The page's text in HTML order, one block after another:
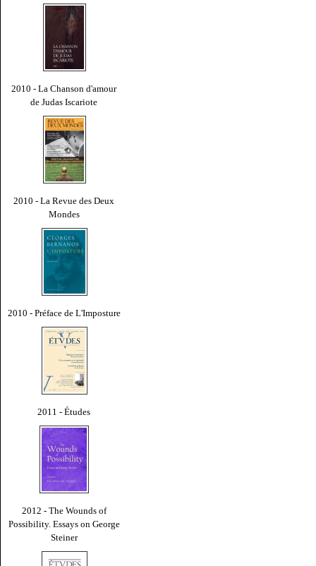
2010 - La Chanson d'amour
de Judas Iscariote
2010 - La Revue des Deux
Mondes
2010 - Préface de L'Imposture
2011 - Études
2012 - The Wounds of
Possibility. Essays on George
Steiner